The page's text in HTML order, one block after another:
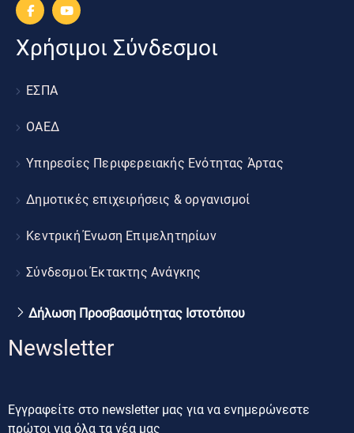
Χρήσιμοι Σύνδεσμοι
ΕΣΠΑ
ΟΑΕΔ
Υπηρεσίες Περιφερειακής Ενότητας Άρτας
Δημοτικές επιχειρήσεις & οργανισμοί
Κεντρική Ένωση Επιμελητηρίων
Σύνδεσμοι Έκτακτης Ανάγκης
Δήλωση Προσβασιμότητας Ιστοτόπου
Newsletter
Εγγραφείτε στο newsletter μας για να ενημερώνεστε
πρώτοι για όλα τα νέα μας